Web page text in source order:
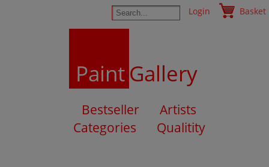
Login Basket
PaintGallery
Bestseller
Artists
Categories
Qualitity